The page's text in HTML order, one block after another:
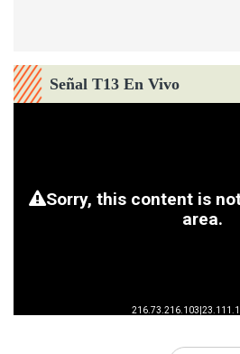
Señal T13 En Vivo